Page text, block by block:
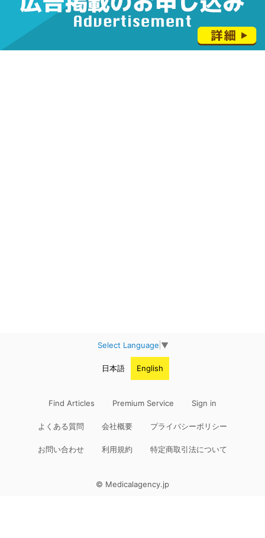
Select Language ▼
日本語 English
Find Articles Premium Service Sign in
よくある質問 会社概要 プライバシーポリシー
お問い合わせ 利用規約 特定商取引法について
© Medicalagency.jp